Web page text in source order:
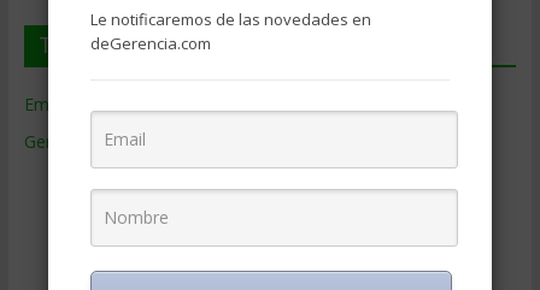
Temas de Gerencia
Empresas de Gerencia
Gerencia
(9.477)
Ciencias Económicas(80)
Contabilidad(466)
Educacion Gerencial(454)
Le notificaremos de las novedades en
deGerencia.com